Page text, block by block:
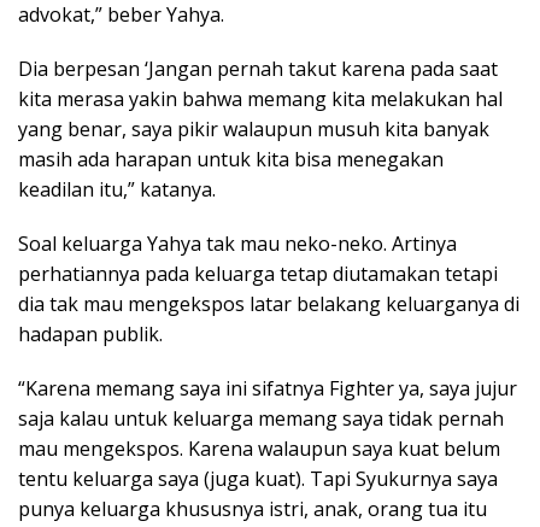
advokat,” beber Yahya.
Dia berpesan ‘Jangan pernah takut karena pada saat
kita merasa yakin bahwa memang kita melakukan hal
yang benar, saya pikir walaupun musuh kita banyak
masih ada harapan untuk kita bisa menegakan
keadilan itu,” katanya.
Soal keluarga Yahya tak mau neko-neko. Artinya
perhatiannya pada keluarga tetap diutamakan tetapi
dia tak mau mengekspos latar belakang keluarganya di
hadapan publik.
“Karena memang saya ini sifatnya Fighter ya, saya jujur
saja kalau untuk keluarga memang saya tidak pernah
mau mengekspos. Karena walaupun saya kuat belum
tentu keluarga saya (juga kuat). Tapi Syukurnya saya
punya keluarga khususnya istri, anak, orang tua itu